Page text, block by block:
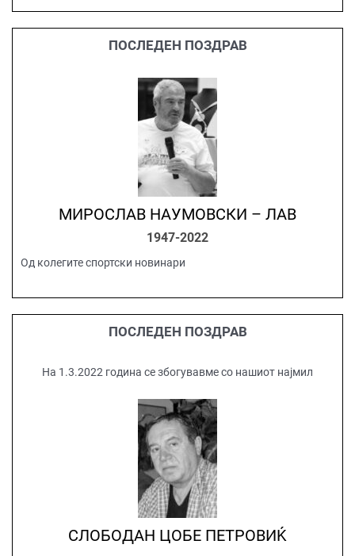
ПОСЛЕДЕН ПОЗДРАВ
МИРОСЛАВ НАУМОВСКИ – ЛАВ
1947-2022
Од колегите спортски новинари
ПОСЛЕДЕН ПОЗДРАВ
На 1.3.2022 година се збогувавме со нашиот најмил
СЛОБОДАН ЦОБЕ ПЕТРОВИЌ